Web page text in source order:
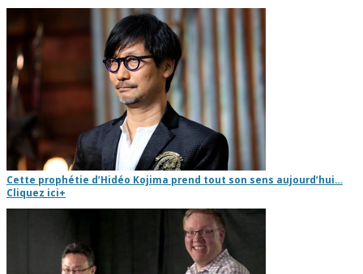
Cette prophétie d’Hidéo Kojima prend tout son sens aujourd’hui…
Cliquez ici+